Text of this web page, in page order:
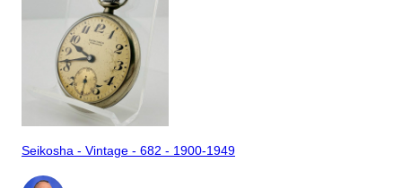
Seikosha - Vintage - 682 - 1900-1949